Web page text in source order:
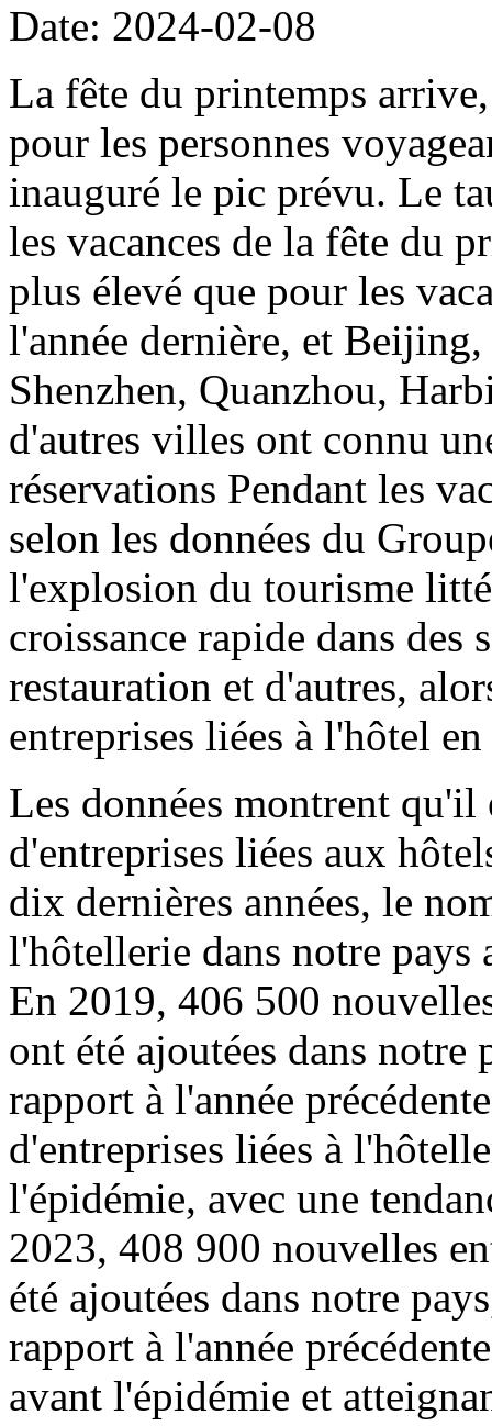
Date: 2024-02-08
La fête du printemps
pour les personnes
inauguré le pic prévu. Le
les vacances de la fête du
plus élevé que pour les
l'année dernière, et
Shenzhen, Quanzhou,
d'autres villes ont connu
réservations Pendant les
selon les données du
l'explosion du tourisme
croissance rapide dans des
restauration et d'autres,
entreprises liées à l'hôtel
Les données montrent
d'entreprises liées aux
dix dernières années, le
l'hôtellerie dans notre pays
En 2019, 406 500
ont été ajoutées dans notre
rapport à l'année
d'entreprises liées à
l'épidémie, avec une
2023, 408 900 nouvelles
été ajoutées dans notre
rapport à l'année
avant l'épidémie et